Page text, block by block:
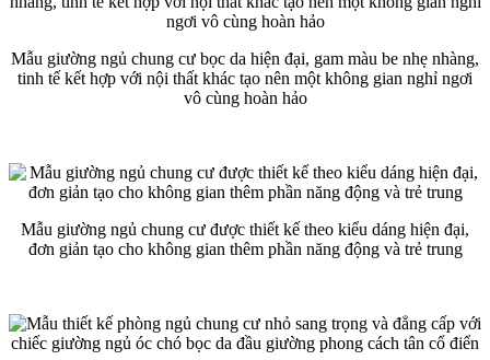
Mẫu giường ngủ chung cư bọc da hiện đại, gam màu be nhẹ nhàng,
tinh tế kết hợp với nội thất khác tạo nên một không gian nghỉ ngơi
vô cùng hoàn hảo
Mẫu giường ngủ chung cư được thiết kế theo kiểu dáng hiện đại,
đơn giản tạo cho không gian thêm phần năng động và trẻ trung